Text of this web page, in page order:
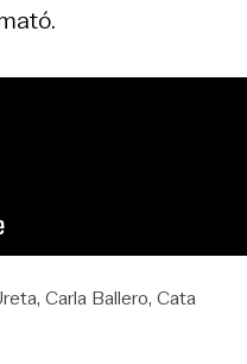
Carla Ballero Cata